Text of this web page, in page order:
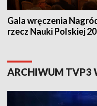
Gala wręczenia
rzecz Nauki Polskiej
ARCHIWUM TVP3